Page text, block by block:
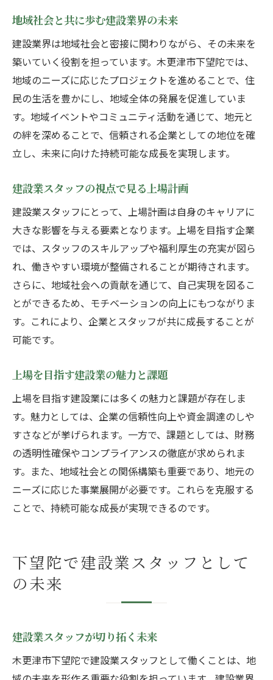
上場を目指すための建設業の展望
建設業スタッフの魅力的なキャリアパス
下望陀での建設業界の魅力とやりがい
建設業スタッフとしてのやりがいと未来
地域密着型の建設業で働く魅力とは
下望陀での建設業スタッフの成長機会
建設業の魅力を探る多様な視点
地域社会と共に歩む建設業の可能性
建設業スタッフの視点で見る未来像
上場を目指す建設業界の挑戦と展望
木更津市建設業の未来を切り開くヒント
建設業で地域の未来を創造する力
建設業界で働く魅力と木更津市の可能性
建設業スタッフとしての未来の描き方
魅力ある建設業界でのキャリア構築
地域発展に貢献する建設業の魅力
地域社会と共に歩む建設業界の未来
建設業界は地域社会と密接に関わりながら、その未来を
築いていく役割を担っています。木更津市下望陀では、
地域のニーズに応じたプロジェクトを進めることで、住
民の生活を豊かにし、地域全体の発展を促進していま
す。地域イベントやコミュニティ活動を通じて、地元と
の絆を深めることで、信頼される企業としての地位を確
立し、未来に向けた持続可能な成長を実現します。
建設業スタッフの視点で見る上場計画
建設業スタッフにとって、上場計画は自身のキャリアに
大きな影響を与える要素となります。上場を目指す企業
では、スタッフのスキルアップや福利厚生の充実が図ら
れ、働きやすい環境が整備されることが期待されます。
さらに、地域社会への貢献を通じて、自己実現を図るこ
とができるため、モチベーションの向上にもつながりま
す。これにより、企業とスタッフが共に成長することが
可能です。
上場を目指す建設業の魅力と課題
上場を目指す建設業には多くの魅力と課題が存在しま
す。魅力としては、企業の信頼性向上や資金調達のしや
すさなどが挙げられます。一方で、課題としては、財務
の透明性確保やコンプライアンスの徹底が求められま
す。また、地域社会との関係構築も重要であり、地元の
ニーズに応じた事業展開が必要です。これらを克服する
ことで、持続可能な成長が実現できるのです。
下望陀で建設業スタッフとして
の未来
建設業スタッフが切り拓く未来
木更津市下望陀で建設業スタッフとして働くことは、地